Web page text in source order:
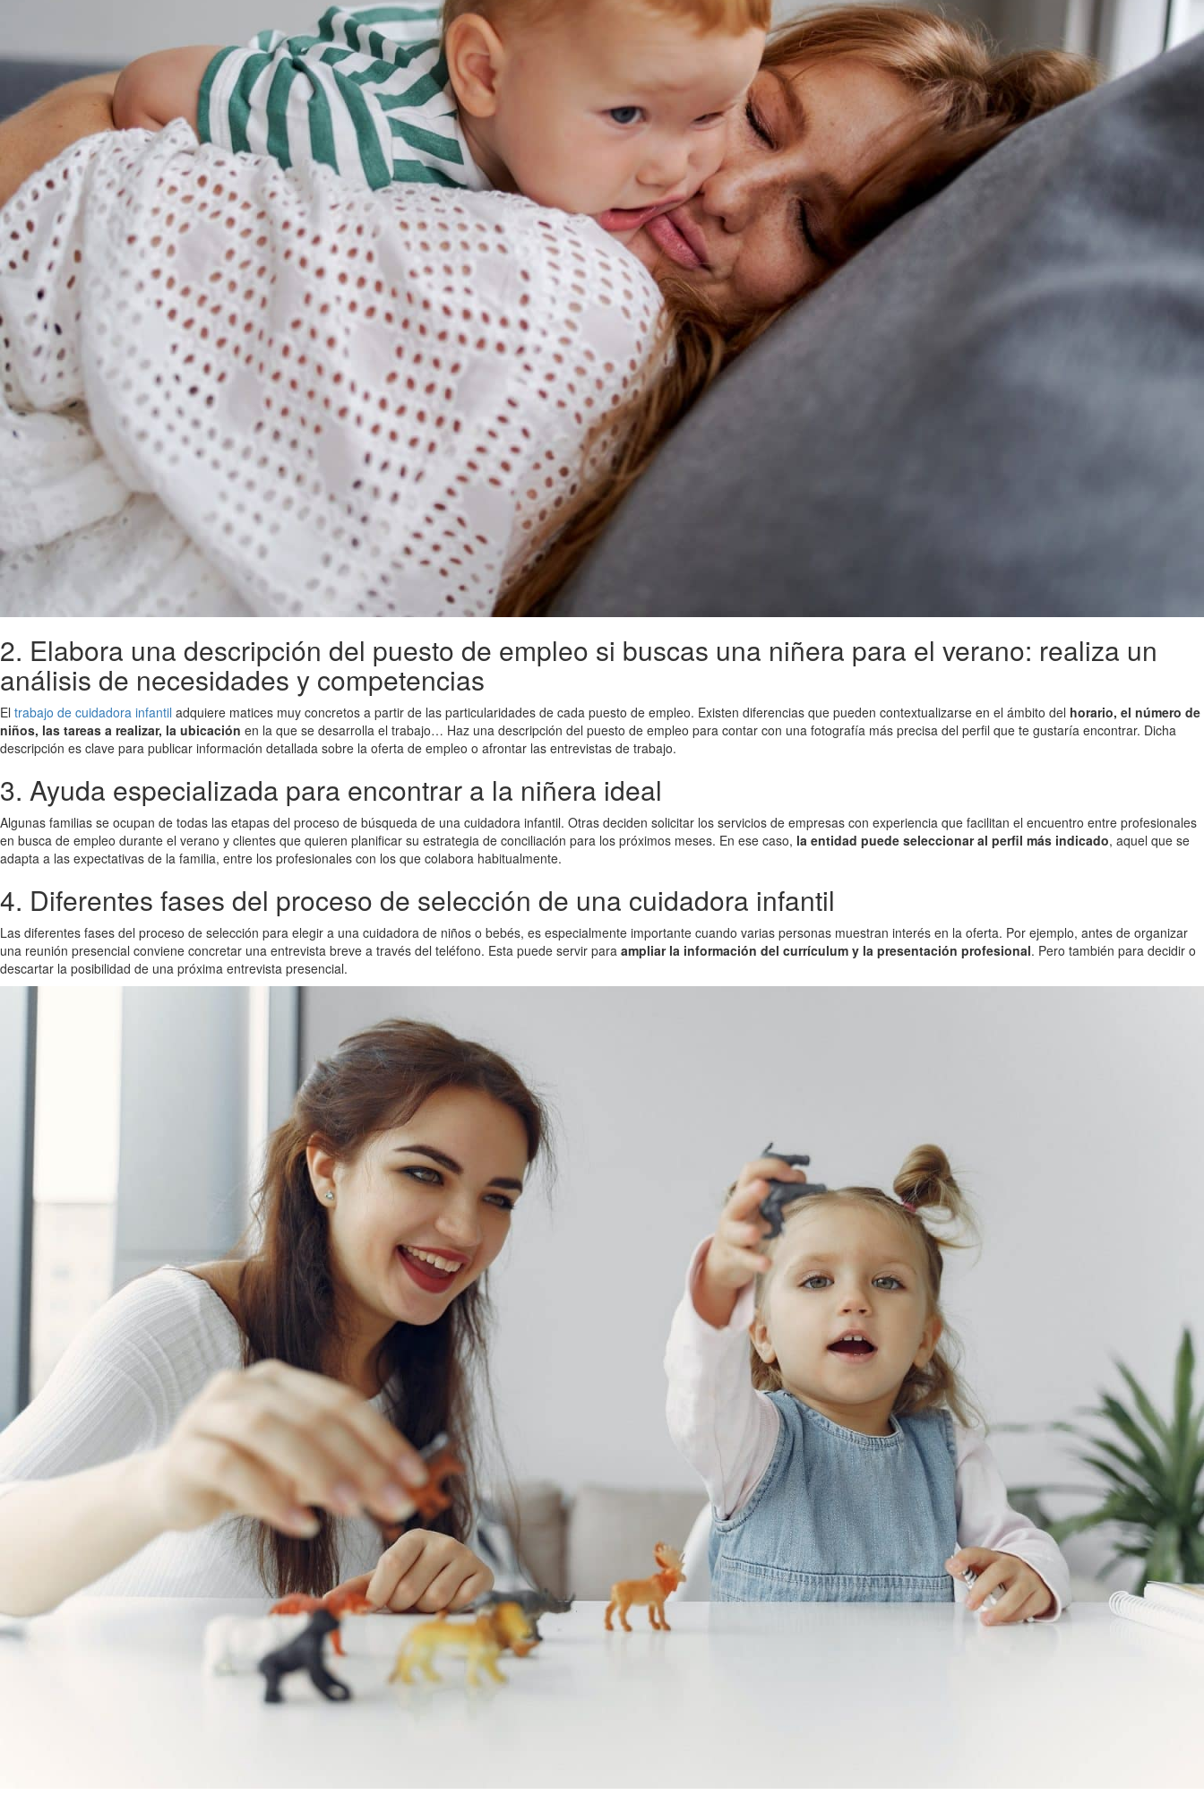
2. Elabora una descripción del puesto de empleo si buscas una niñera para el verano: realiza un
análisis de necesidades y competencias
El trabajo de cuidadora infantil adquiere matices muy concretos a partir de las particularidades de cada puesto de empleo. Existen diferencias que pueden contextualizarse en el ámbito del horario, el número de
niños, las tareas a realizar, la ubicación en la que se desarrolla el trabajo… Haz una descripción del puesto de empleo para contar con una fotografía más precisa del perfil que te gustaría encontrar. Dicha
descripción es clave para publicar información detallada sobre la oferta de empleo o afrontar las entrevistas de trabajo.
3. Ayuda especializada para encontrar a la niñera ideal
Algunas familias se ocupan de todas las etapas del proceso de búsqueda de una cuidadora infantil. Otras deciden solicitar los servicios de empresas con experiencia que facilitan el encuentro entre profesionales
en busca de empleo durante el verano y clientes que quieren planificar su estrategia de conciliación para los próximos meses. En ese caso, la entidad puede seleccionar al perfil más indicado, aquel que se
adapta a las expectativas de la familia, entre los profesionales con los que colabora habitualmente.
4. Diferentes fases del proceso de selección de una cuidadora infantil
Las diferentes fases del proceso de selección para elegir a una cuidadora de niños o bebés, es especialmente importante cuando varias personas muestran interés en la oferta. Por ejemplo, antes de organizar
una reunión presencial conviene concretar una entrevista breve a través del teléfono. Esta puede servir para ampliar la información del currículum y la presentación profesional. Pero también para decidir o
descartar la posibilidad de una próxima entrevista presencial.